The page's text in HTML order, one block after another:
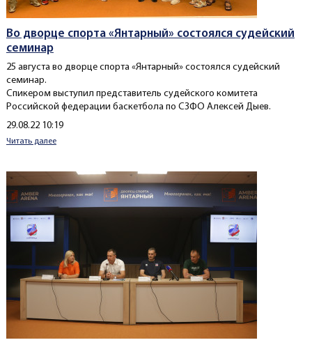
Во дворце спорта «Янтарный» состоялся судейский
семинар
25 августа во дворце спорта «Янтарный» состоялся судейский
семинар.
Спикером выступил представитель судейского комитета
Российской федерации баскетбола по СЗФО Алексей Дыев.
Создано
29.08.22 10:19
Читать далее